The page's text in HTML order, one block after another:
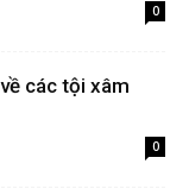
0
các tội xâm
0